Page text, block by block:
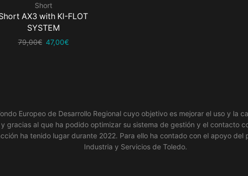
Short
AX3 with KI-FLOT
SYSTEM
79,00€ El
47,00€El
Europeo de Desarrollo Regional cuyo objetivo es mejorar el uso y la
gracias al que ha podido optimizar su sistema de gestión y el contacto
ha tenido lugar durante 2022. Para ello ha contado con el apoyo del
Industria y Servicios de Toledo.